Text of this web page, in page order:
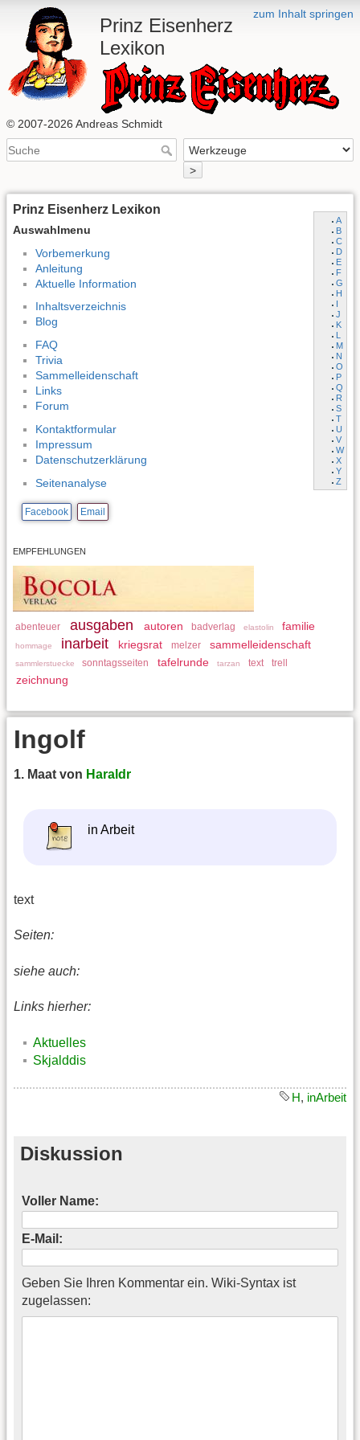
zum Inhalt springen
Prinz Eisenherz
Lexikon
© 2007-2026 Andreas Schmidt
>
Prinz Eisenherz Lexikon
Auswahlmenu
A
B
C
D
E
F
G
H
I
J
K
L
M
N
O
P
Q
R
S
T
U
V
W
X
Y
Z
Vorbemerkung
Anleitung
Aktuelle Information
Inhaltsverzeichnis
Blog
FAQ
Trivia
Sammelleidenschaft
Links
Forum
Kontaktformular
Impressum
Datenschutzerklärung
Seitenanalyse
Facebook Email
EMPFEHLUNGEN
abenteuer ausgaben autoren badverlag elastolin familie
hommage inarbeit kriegsrat melzer sammelleidenschaft
sammlerstuecke sonntagsseiten tafelrunde tarzan text trell
zeichnung
Ingolf
1. Maat von Haraldr
in Arbeit
text
Seiten:
siehe auch:
Links hierher:
Aktuelles
Skjalddis
H, inArbeit
Diskussion
Voller Name:
E-Mail:
Geben Sie Ihren Kommentar ein. Wiki-Syntax ist
zugelassen: